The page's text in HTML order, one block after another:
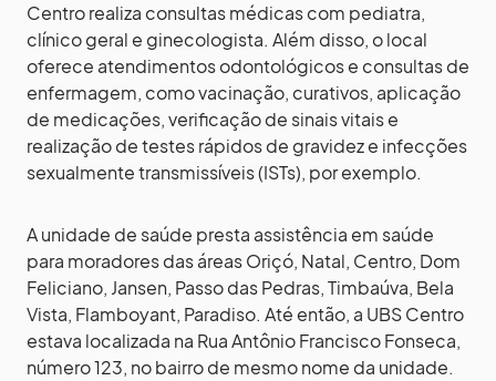
Centro realiza consultas médicas com pediatra,
clínico geral e ginecologista. Além disso, o local
oferece atendimentos odontológicos e consultas de
enfermagem, como vacinação, curativos, aplicação
de medicações, verificação de sinais vitais e
realização de testes rápidos de gravidez e infecções
sexualmente transmissíveis (ISTs), por exemplo.
A unidade de saúde presta assistência em saúde
para moradores das áreas Oriçó, Natal, Centro, Dom
Feliciano, Jansen, Passo das Pedras, Timbaúva, Bela
Vista, Flamboyant, Paradiso. Até então, a UBS Centro
estava localizada na Rua Antônio Francisco Fonseca,
número 123, no bairro de mesmo nome da unidade.